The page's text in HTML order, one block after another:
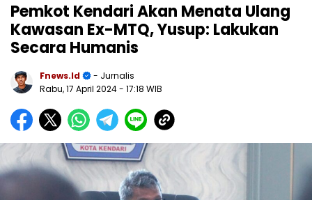
Pemkot Kendari Akan Menata Ulang
Kawasan Ex-MTQ, Yusup: Lakukan
Secara Humanis
Fnews.id
- Jurnalis
Rabu, 17 April 2024- 17:18 WIB